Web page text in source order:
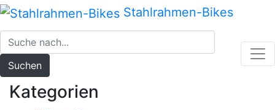
Zum
Inhalt
springen
Stahlrahmen-Bikes
Suchen
Kategorien